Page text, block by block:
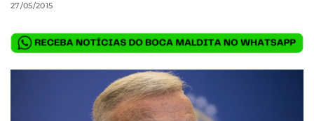
27/05/2015